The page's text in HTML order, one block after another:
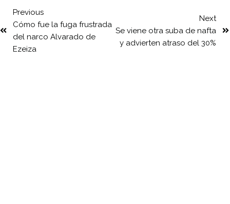
Previous
Cómo fue la fuga frustrada
del narco Alvarado de
Ezeiza
Next
Se viene otra suba de nafta
y advierten atraso del 30%